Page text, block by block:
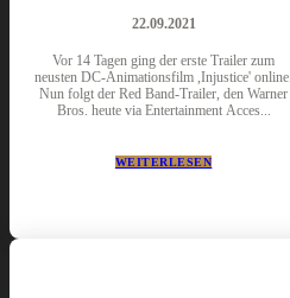
22.09.2021
Vor 14 Tagen ging der erste Trailer zum
neusten DC-Animationsfilm ,Injustice' online.
Nun folgt der Red Band-Trailer, den Warner
Bros. heute via Entertainment Acces...
WEITERLESEN